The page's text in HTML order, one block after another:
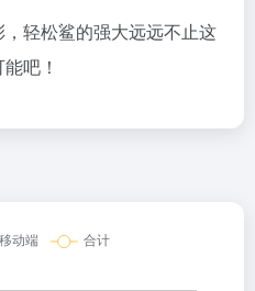
轻松鲨的强大远远不止这
吧！